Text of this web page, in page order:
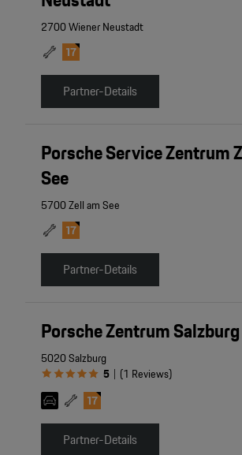
2700 Wiener Neustadt
Partner-Details
Porsche Service Zentrum
See
5700 Zell am See
Partner-Details
Porsche Zentrum Salzburg
5020 Salzburg
5 | (1 Reviews)
Partner-Details